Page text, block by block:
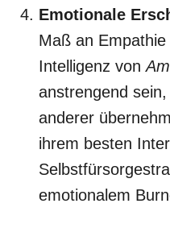
Emotionale
Maß an
Intelligenz von
anstrengend
anderer
ihrem besten
emotionalem